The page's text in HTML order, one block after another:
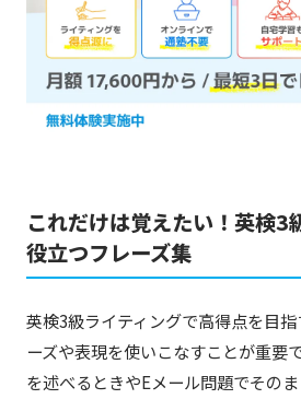
これだけは覚えたい！英検3
役立つフレーズ集
英検3級ライティングで高得点を目
ーズや表現を使いこなすことが重要
を述べるときやEメール問題でそのま